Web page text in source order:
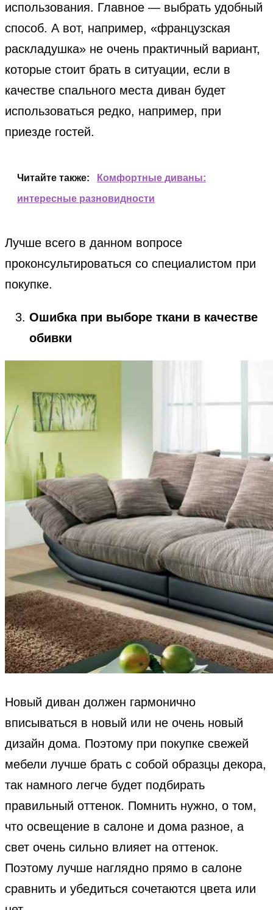
использования. Главное — выбрать удобный
способ. А вот, например, «французская
раскладушка» не очень практичный вариант,
которые стоит брать в ситуации, если в
качестве спального места диван будет
использоваться редко, например, при
приезде гостей.
Читайте также:
Комфортные диваны:
интересные разновидности
Лучше всего в данном вопросе
проконсультироваться со специалистом при
покупке.
Ошибка при выборе ткани в качестве
обивки
Новый диван должен гармонично
вписываться в новый или не очень новый
дизайн дома. Поэтому при покупке свежей
мебели лучше брать с собой образцы декора,
так намного легче будет подбирать
правильный оттенок. Помнить нужно, о том,
что освещение в салоне и дома разное, а
свет очень сильно влияет на оттенок.
Поэтому лучше наглядно прямо в салоне
сравнить и убедиться сочетаются цвета или